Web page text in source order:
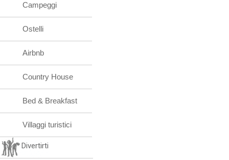
Campeggi
Ostelli
Airbnb
Country House
Bed & Breakfast
Villaggi turistici
Divertirti